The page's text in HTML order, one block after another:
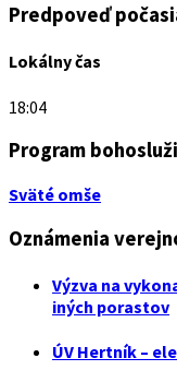
Predpoveď
Lokálny čas
18:04
Program
Sväté omše
Oznámenia
Výzva na
iných porastov
ÚV Hertník –